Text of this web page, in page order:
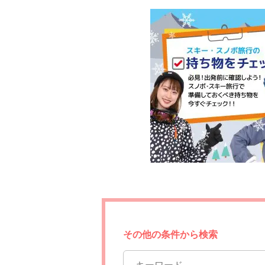
その他の条件から検索